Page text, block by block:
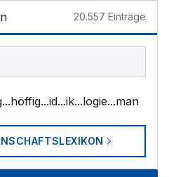
20.557 Einträge
...höffig...id...ik...logie...man